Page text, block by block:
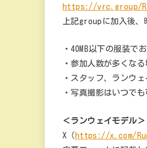
https://vrc.group/
上記groupに加入後
・40MB以下の服装で
・参加人数が多くな
・スタッフ、ランウ
・写真撮影はいつで
＜ランウェイモデル＞
X（https://x.com/